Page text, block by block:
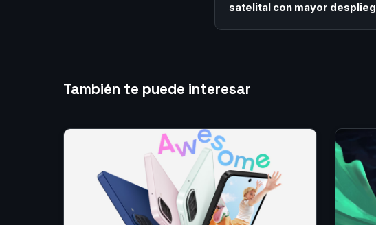
satelital con mayor
También te puede interesar